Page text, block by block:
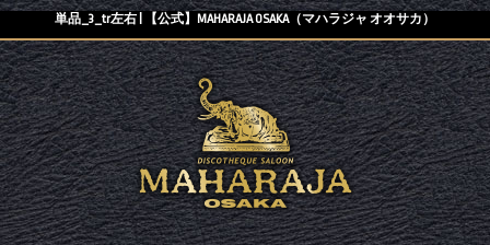
単品_3_tr左右 | 【公式】MAHARAJA OSAKA（マハラジャ オオサカ）